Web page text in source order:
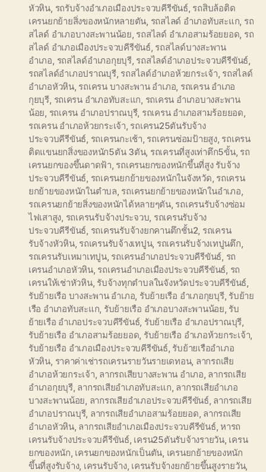
หัวหิน รถรับจ้างอำเภอเมืองประจวบคีรีขันธ์, รถสิบล้อติด
เครนยกย้ายสิ่งของหนักหลายตัน รถสไลด์ อำเภอทับสะแก รถ
สไลด์ อำเภอบางสะพานน้อย รถสไลด์ อำเภอสามร้อยยอด รถ
สไลด์ อำเภอเมืองประจวบคีรีขันธ์, รถสไลด์บางสะพาน
อำเภอ รถสไลด์อำเภอกุยบุรี, รถสไลด์อำเภอประจวบคีรีขันธ์
รถสไลด์อำเภอปราณบุรี, รถสไลด์อำเภอห้วยกระเจ้า รถสไลด์
อำเภอหัวหิน, รถเครน บางสะพาน อำเภอ รถเครน อำเภอ
กุยบุรี รถเครน อำเภอทับสะแก รถเครน อำเภอบางสะพาน
น้อย รถเครน อำเภอปราณบุรี, รถเครน อำเภอสามร้อยยอด
รถเครน อำเภอห้วยกระเจ้า รถเครน25ตันรับจ้าง
ประจวบคีรีขันธ์ รถเครนกะเช้า รถเครนซ่อมป้ายสูง, รถเครน
ติดแขนยกสิ่งของหนัก5ตัน 3ตัน, รถเครนที่สูงเท่าตึก5ขั้น, รถ
เครนยกของขึ้นดาดฟ้า รถเครนยกของหนักขึ้นที่สูง รับจ้าง
ประจวบคีรีขันธ์ รถเครนยกย้ายของหนักในจังหวัด รถเครน
ยกย้ายของหนักในตำบล รถเครนยกย้ายของหนักในอำเภอ
รถเครนยกย้ายสิ่งของหนักได้หลายๆตัน, รถเครนรับจ้างซ่อม
ไฟเสาสูง รถเครนรับจ้างประจวบ รถเครนรับจ้าง
ประจวบคีรีขันธ์ รถเครนรับจ้างยกคานตึกชั้น2 รถเครน
รับจ้างหัวหิน, รถเครนรับจ้างเทปูน, รถเครนรับจ้างเทปูนตึก
รถเครนรับเหมาเทปูน, รถเครนอำเภอประจวบคีรีขันธ์ รถ
เครนอำเภอหัวหิน, รถเครนอำเภอเมืองประจวบคีรีขันธ์ รถ
เครนให้เช่าหัวหิน, รับจ้างทุกตำบลในจังหวัดประจวบคีรีขันธ์
รับย้ายเรือ บางสะพาน อำเภอ รับย้ายเรือ อำเภอกุยบุรี, รับย้าย
เรือ อำเภอทับสะแก รับย้ายเรือ อำเภอบางสะพานน้อย รับ
ย้ายเรือ อำเภอประจวบคีรีขันธ์, รับย้ายเรือ อำเภอปราณบุรี
รับย้ายเรือ อำเภอสามร้อยยอด รับย้ายเรือ อำเภอห้วยกระเจ้า
รับย้ายเรือ อำเภอเมืองประจวบคีรีขันธ์, รับย้ายเรืออำเภอ
หัวหิน ราคาค่าเช่ารถเครนรายวันรายเดทอน, ลากรถเสีย
อำเภอห้วยกระเจ้า ลากรถเสียบางสะพาน อำเภอ ลากรถเสีย
อำเภอกุยบุรี, ลากรถเสียอำเภอทับสะแก ลากรถเสียอำเภอ
บางสะพานน้อย ลากรถเสียอำเภอประจวบคีรีขันธ์, ลากรถเสีย
อำเภอปราณบุรี, ลากรถเสียอำเภอสามร้อยยอด ลากรถเสีย
อำเภอหัวหิน, ลากรถเสียอำเภอเมืองประจวบคีรีขันธ์,หารถ
เครนรับจ้างประจวบคีรีขันธ์, เครน25ตันรับจ้างรายวัน, เครน
ยกของหนัก เครนยกของหนักเป็นตัน เครนยกย้ายของหนัก
ขึ้นที่สูงรับจ้าง, เครนรับจ้าง, เครนรับจ้างยกย้ายขึ้นสูงรายวัน,